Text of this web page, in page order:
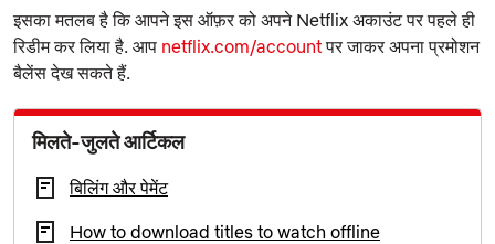
इसका मतलब है कि आपने इस ऑफ़र को अपने Netflix अकाउंट पर पहले ही
रिडीम कर लिया है. आप netflix.com/accountपर जाकर अपना प्रमोशन
बैलेंस देख सकते हैं.
मिलते-जुलते आर्टिकल
बिलिंग और पेमेंट
How to download titles to watch offline